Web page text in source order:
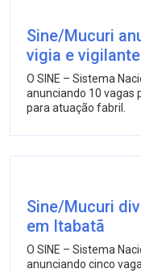
Sine/Mucuri
vigia e vigilante
O SINE – Sistema
anunciando 10 vagas
para atuação fabril.
Sine/Mucuri
em Itabatã
O SINE – Sistema
anunciando cinco